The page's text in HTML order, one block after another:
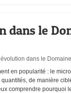
dans le
dans le
en popularité : le
de manière
comprendre pourquoi